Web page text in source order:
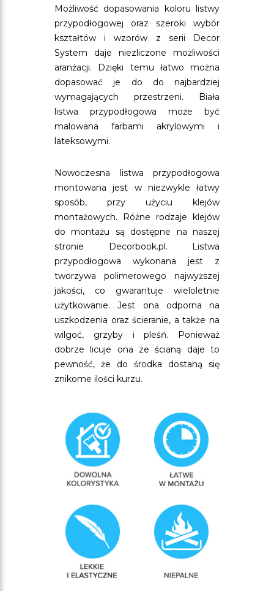
Możliwość dopasowania koloru listwy
przypodłogowej oraz szeroki wybór
kształtów i wzorów z serii Decor
System daje niezliczone możliwości
aranżacji. Dzięki temu łatwo można
dopasować je do do najbardziej
wymagających przestrzeni. Biała
listwa przypodłogowa może być
malowana farbami akrylowymi i
lateksowymi.
Nowoczesna listwa przypodłogowa
montowana jest w niezwykle łatwy
sposób, przy użyciu klejów
montażowych. Różne rodzaje klejów
do montażu są dostępne na naszej
stronie Decorbook.pl. Listwa
przypodłogowa wykonana jest z
tworzywa polimerowego najwyższej
jakości, co gwarantuje wieloletnie
użytkowanie. Jest ona odporna na
uszkodzenia oraz ścieranie, a także na
wilgoć, grzyby i pleśń. Ponieważ
dobrze licuje ona ze ścianą daje to
pewność, że do środka dostaną się
znikome ilości kurzu.